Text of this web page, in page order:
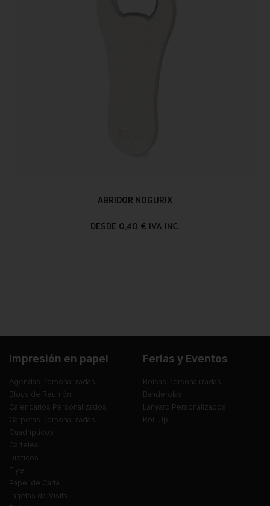
ABRIDOR NOGURIX
DESDE 0,40 € IVA INC.
Impresión en papel
Agendas Personalizadas
Blocs de Reunión
Calendarios Personalizados
Carpetas Personalizadas
Cuadrípticos
Carteles
Dípticos
Flyer
Papel de Carta
Tarjetas de Visita
Ferias y Eventos
Bolsas Personalizadas
Banderolas
Lanyard Personalizados
Roll Up